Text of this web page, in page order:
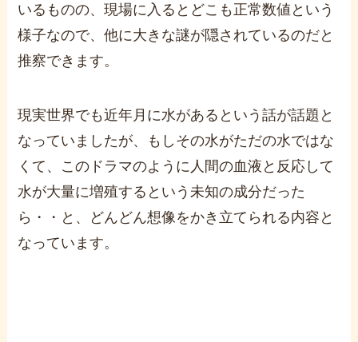
いるものの、現場に入るとどこも正常数値という
様子なので、他に大きな謎が隠されているのだと
推察できます。
現実世界でも近年月に水があるという話が話題と
なっていましたが、もしその水がただの水ではな
くて、このドラマのように人間の血液と反応して
水が大量に増殖するという未知の成分だった
ら・・と、どんどん想像をかき立てられる内容と
なっています。